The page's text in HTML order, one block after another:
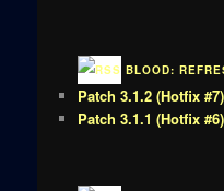
BLOOD:
Patch 3.1.2 (Hotfix #7)
Patch 3.1.1 (Hotfix #6)